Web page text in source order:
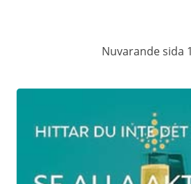
rotfruktsbrunoise &
Helstekt kalvrygg med
spetskål, timjan- &
Nuvarande sida